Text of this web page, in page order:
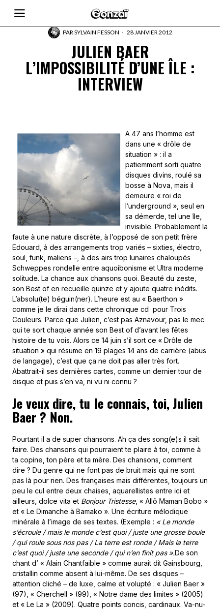
PARSYLVAIN FESSON 28 JANVIER 2012
JULIEN BAER
L’IMPOSSIBILITÉ D’UNE ÎLE :
INTERVIEW
A 47 ans l’homme est
dans une « drôle de
situation » : il a
patiemment sorti quatre
disques divins, roulé sa
bosse à Nova, mais il
demeure « roi de
l’underground », seul en
sa démerde, tel une île,
invisible. Probablement la
faute à une nature discrète, à l’opposé de son petit frère
Edouard, à des arrangements trop variés – sixties, électro,
soul, funk, maliens –, à des airs trop lunaires chaloupés
Schweppes rondelle entre aquoibonisme et Ultra moderne
solitude. La chance aux chansons quoi. Beauté du zeste,
son Best of en recueille quinze et y ajoute quatre inédits.
L’absolu(te) béguin(ner). L’heure est au « Baerthon »
comme je le dirai dans cette chronique cd pour Trois
Couleurs. Parce que Julien, c’est pas Aznavour, pas le mec
qui te sort chaque année son Best of d’avant les fêtes
histoire de tu vois. Alors ce 14 juin s’il sort ce « Drôle de
situation » qui résume en 19 plages 14 ans de carrière (abus
de langage), c’est que ça ne doit pas aller très fort.
Abattrait-il ses dernières cartes, comme un dernier tour de
disque et puis s’en va, ni vu ni connu ?
Je veux dire, tu le connais, toi, Julien
Baer ? Non.
Pourtant il a de super chansons. Ah ça des song(e)s il sait
faire. Des chansons qui pourraient te plaire à toi, comme à
ta copine, ton père et ta mère. Des chansons, comment
dire ? Du genre qui ne font pas de bruit mais qui ne sont
pas là pour rien. Des françaises mais différentes, toujours un
peu le cul entre deux chaises, aquarellistes entre ici et
ailleurs, dolce vita et Bonjour Tristesse, « Allô Maman Bobo »
et « Le Dimanche à Bamako ». Une écriture mélodique
minérale à l’image de ses textes. (Exemple : « Le monde
s’écroule / mais le monde c’est quoi / juste une grosse boule
/ qui roule sous nos pas / La terre est ronde / Mais la terre
c’est quoi / juste une seconde / qui n’en finit pas ».De son
chant d’ « Alain Chantfaible » comme aurait dit Gainsbourg,
cristallin comme absent à lui-même. De ses disques –
attention cliché – de luxe, calme et volupté : « Julien Baer »
(97), « Cherchell » (99), « Notre dame des limites » (2005)
et « Le La » (2009). Quatre points concis, cardinaux. Va-nu-